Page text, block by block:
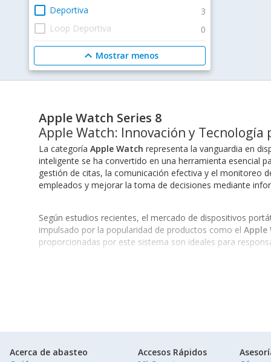
check_box_outline_blank Deportiva 3
check_box_outline_blank Loop Deportiva 0
expand_less Mostrar menos
Apple Watch Series 8
Apple Watch: Innovación y Tecnología
La categoría Apple Watch representa la vanguardia en
inteligente se ha convertido en una herramienta esencial
gestión de citas, la comunicación efectiva y el monitoreo
empleados y mejorar la toma de decisiones mediante
Según estudios recientes, el mercado de dispositivos
impulsado por la popularidad de productos como el Apple
proporcionadas por este sistema son ideales para
Logística:Facilita la comunicación entre equipos de
Finanzas:
Ofrece acceso rápido a alertas sobre
Acerca de abasteo
Accesos Rápidos